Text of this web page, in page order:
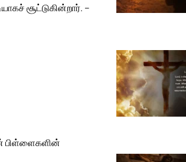
சூட்டுகின்றார். –
பிள்ளைகளின்